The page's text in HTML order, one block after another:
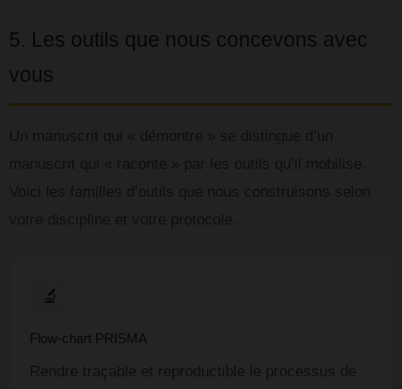
5. Les outils que nous concevons avec
vous
🔬
Flow-chart PRISMA
Rendre traçable et reproductible le processus de